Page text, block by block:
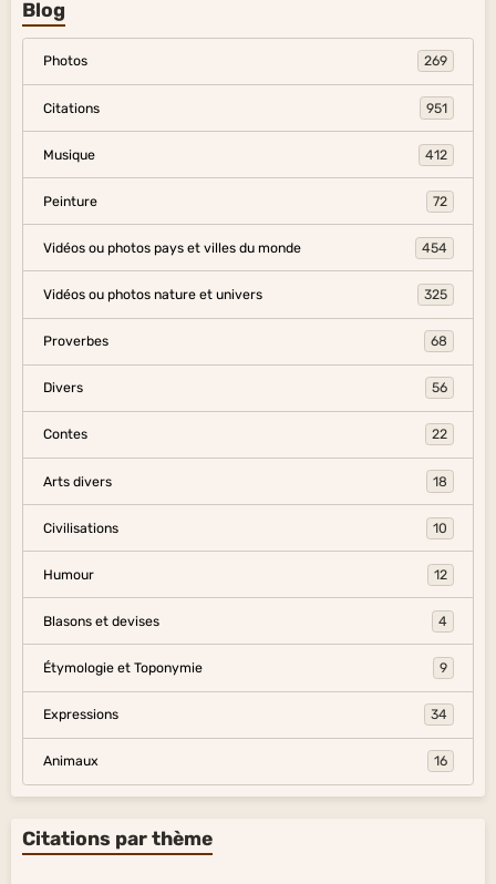
Blog
Photos 269
Citations 951
Musique 412
Peinture 72
Vidéos ou photos pays et villes du monde 454
Vidéos ou photos nature et univers 325
Proverbes 68
Divers 56
Contes 22
Arts divers 18
Civilisations 10
Humour 12
Blasons et devises 4
Étymologie et Toponymie 9
Expressions 34
Animaux 16
Citations par thème